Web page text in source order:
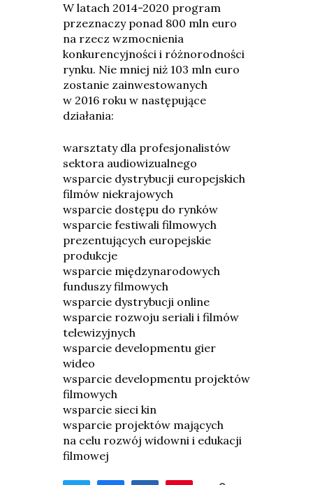
W latach 2014-2020 program
przeznaczy ponad 800 mln euro
na rzecz wzmocnienia
konkurencyjności i różnorodności
rynku. Nie mniej niż 103 mln euro
zostanie zainwestowanych
w 2016 roku w następujące
działania:
warsztaty dla profesjonalistów
sektora audiowizualnego
wsparcie dystrybucji europejskich
filmów niekrajowych
wsparcie dostępu do rynków
wsparcie festiwali filmowych
prezentujących europejskie
produkcje
wsparcie międzynarodowych
funduszy filmowych
wsparcie dystrybucji online
wsparcie rozwoju seriali i filmów
telewizyjnych
wsparcie developmentu gier
wideo
wsparcie developmentu projektów
filmowych
wsparcie sieci kin
wsparcie projektów mających
na celu rozwój widowni i edukacji
filmowej